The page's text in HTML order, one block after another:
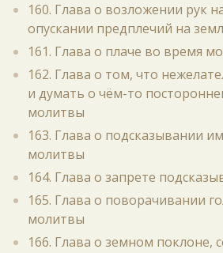
160. Глава о возложении рук
опускании предплечий на
161. Глава о плаче во время
162. Глава о том, что
и думать о чём-то
молитвы
163. Глава о подсказывании
молитвы
164. Глава о запрете
165. Глава о поворачивании
молитвы
166. Глава о земном поклоне,